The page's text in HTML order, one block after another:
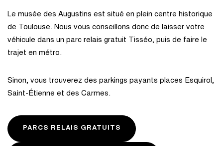
Le musée des Augustins est situé en plein centre historique
de Toulouse. Nous vous conseillons donc de laisser votre
véhicule dans un parc relais gratuit Tisséo, puis de faire le
trajet en métro.
Sinon, vous trouverez des parkings payants places Esquirol,
Saint-Étienne et des Carmes.
PARCS RELAIS GRATUITS